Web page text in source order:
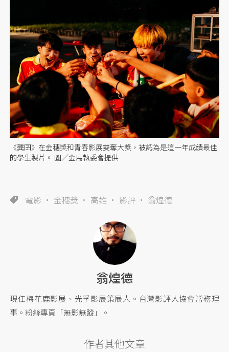
《龔囝》在金穗獎和青春影展雙奪大獎，被認為是這一年成績最佳
的學生製片。 圖／金馬執委會提供
電影 金穗獎 高雄 影評 翁煌德
翁煌德
現任梅花鹿影展、光孚影展策展人。台灣影評人協會常務理
事。粉絲專頁「無影無蹤」。
作者其他文章